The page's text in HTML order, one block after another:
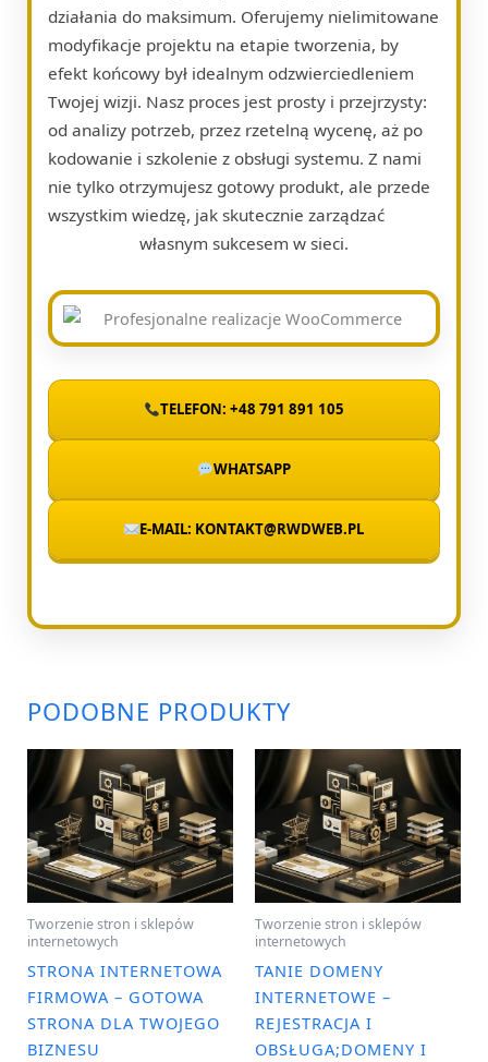
działania do maksimum. Oferujemy nielimitowane
modyfikacje projektu na etapie tworzenia, by
efekt końcowy był idealnym odzwierciedleniem
Twojej wizji. Nasz proces jest prosty i przejrzysty:
od analizy potrzeb, przez rzetelną wycenę, aż po
kodowanie i szkolenie z obsługi systemu. Z nami
nie tylko otrzymujesz gotowy produkt, ale przede
wszystkim wiedzę, jak skutecznie zarządzać
własnym sukcesem w sieci.
TELEFON: +48 791 891 105
WHATSAPP
E-MAIL: KONTAKT@RWDWEB.PL
PODOBNE PRODUKTY
Tworzenie stron i sklepów
internetowych
STRONA INTERNETOWA
FIRMOWA – GOTOWA
STRONA DLA TWOJEGO
BIZNESU
Tworzenie stron i sklepów
internetowych
TANIE DOMENY
INTERNETOWE –
REJESTRACJA I
OBSŁUGA;DOMENY I